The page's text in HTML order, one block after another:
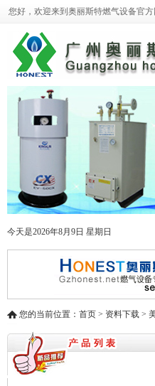
您好，欢迎来到奥丽斯特燃气设备官
今天是2026年8月9日 星期日
您的当前位置：首页 > 资料下载 >